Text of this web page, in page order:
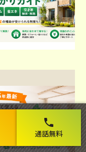
phone
通話無料